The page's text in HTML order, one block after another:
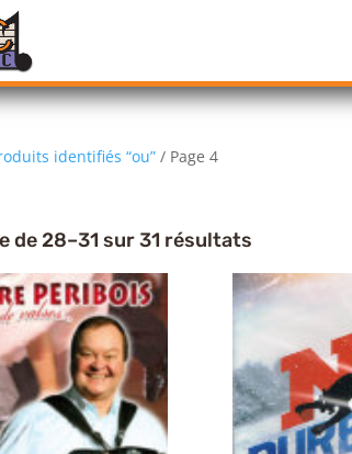
identifiés “ou” / Page 4
de 28–31 sur 31 résultats